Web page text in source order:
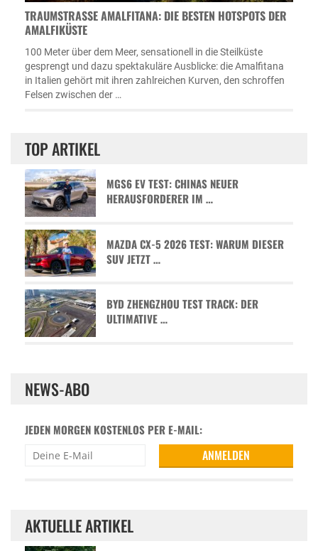
TRAUMSTRASSE AMALFITANA: DIE BESTEN HOTSPOTS DER A
MALFIKÜSTE
100 Meter über dem Meer, sensationell in die Steilküste
gesprengt und dazu spektakuläre Ausblicke: die Amalfitana
in Italien gehört mit ihren zahlreichen Kurven, den schroffen
Felsen zwischen der …
TOP ARTIKEL
MGS6 EV TEST: CHINAS NEUER
HERAUSFORDERER IM …
MAZDA CX-5 2026 TEST: WARUM DIESER
SUV JETZT …
BYD ZHENGZHOU TEST TRACK: DER
ULTIMATIVE …
NEWS-ABO
JEDEN MORGEN KOSTENLOS PER E-MAIL:
AKTUELLE ARTIKEL